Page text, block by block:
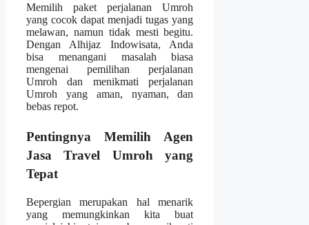
Memilih paket perjalanan Umroh
yang cocok dapat menjadi tugas yang
melawan, namun tidak mesti begitu.
Dengan Alhijaz Indowisata, Anda
bisa menangani masalah biasa
mengenai pemilihan perjalanan
Umroh dan menikmati perjalanan
Umroh yang aman, nyaman, dan
bebas repot.
Pentingnya Memilih Agen
Jasa Travel Umroh yang
Tepat
Bepergian merupakan hal menarik
yang memungkinkan kita buat